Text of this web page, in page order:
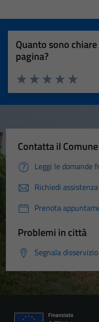
Quanto sono
pagina?
Valuta 5
Valuta 4
Valuta 3 stelle
Valuta 2 stelle su 5
Valuta 1 stelle su 5
Contatta il Comune
Leggi le domande
Richiedi assistenza
Prenota
Problemi in città
Segnala disservizio